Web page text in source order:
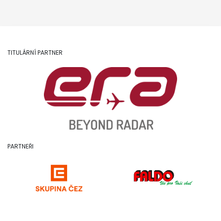
TITULÁRNÍ PARTNER
PARTNEŘI